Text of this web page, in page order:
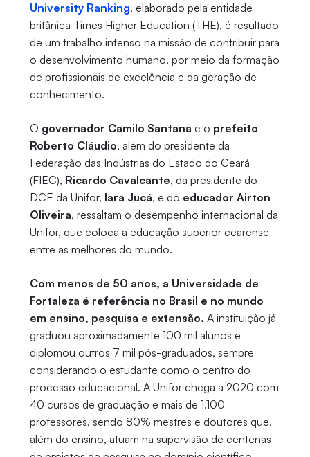
University Ranking, elaborado pela entidade
britânica Times Higher Education (THE), é resultado
de um trabalho intenso na missão de contribuir para
o desenvolvimento humano, por meio da formação
de profissionais de excelência e da geração de
conhecimento.
O governador Camilo Santana e o prefeito
Roberto Cláudio, além do presidente da
Federação das Indústrias do Estado do Ceará
(FIEC), Ricardo Cavalcante, da presidente do
DCE da Unifor, Iara Jucá, e do educador Airton
Oliveira, ressaltam o desempenho internacional da
Unifor, que coloca a educação superior cearense
entre as melhores do mundo.
Com menos de 50 anos, a Universidade de
Fortaleza é referência no Brasil e no mundo
em ensino, pesquisa e extensão. A instituição já
graduou aproximadamente 100 mil alunos e
diplomou outros 7 mil pós-graduados, sempre
considerando o estudante como o centro do
processo educacional. A Unifor chega a 2020 com
40 cursos de graduação e mais de 1.100
professores, sendo 80% mestres e doutores que,
além do ensino, atuam na supervisão de centenas